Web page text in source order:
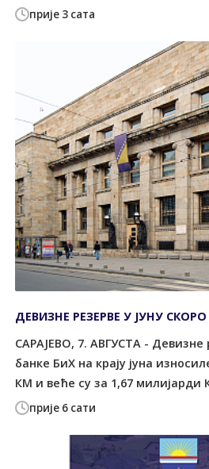
прије 3 сата
прије 6 сати
ДЕВИЗНЕ РЕЗЕРВЕ У ЈУНУ
САРАЈЕВО, 7. АВГУСТА - Девизне
банке БиХ на крају јуна
КМ и веће су за 1,67 милијарди